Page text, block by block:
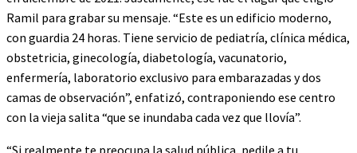
Ramil para grabar su mensaje. “Este es un edificio moderno,
con guardia 24 horas. Tiene servicio de pediatría, clínica médica,
obstetricia, ginecología, diabetología, vacunatorio,
enfermería, laboratorio exclusivo para embarazadas y dos
camas de observación”, enfatizó, contraponiendo ese centro
con la vieja salita “que se inundaba cada vez que llovía”.
“Si realmente te preocupa la salud pública, pedile a tu